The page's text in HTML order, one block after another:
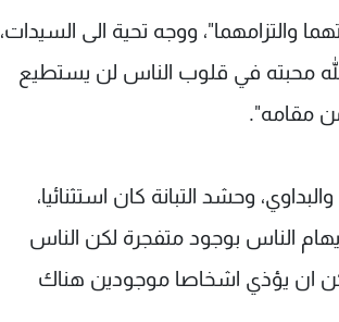
ووجه تحية الى السيدات،
محبته في قلوب الناس لن يستطيع
مقامه".
وحشد التبانة كان استثنائيا،
الناس بوجود متفجرة لكن الناس
ان يؤذي اشخاصا موجودين هناك